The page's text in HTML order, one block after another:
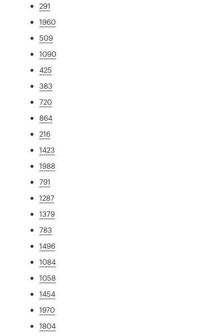
291
1960
509
1090
425
383
720
864
216
1423
1988
791
1287
1379
783
1496
1084
1058
1454
1970
1804